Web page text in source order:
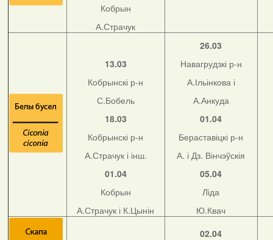
Кобрын
А.Страчук
13.03
Кобрынскі р-н
С.Бобель
18.03
Кобрынскі р-н
А.Страчук і інш.
01.04
Кобрын
А.Страчук і К.Цынін
26.03
Навагрудзкі р-н
А.Ільінкова і
А.Анкуда
01.04
Бераставіцкі р-н
А. і Дз. Вінчэўскія
05.04
Ліда
Ю.Квач
02.04